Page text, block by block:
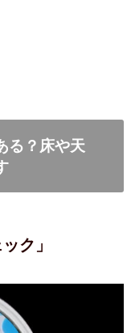
る？床や天
ク」